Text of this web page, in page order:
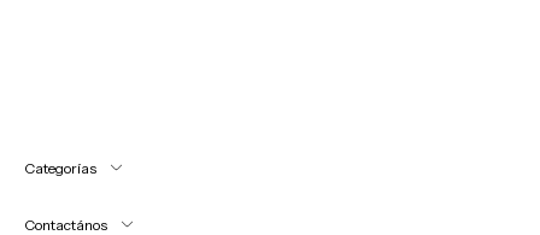
Categorías
Contactános